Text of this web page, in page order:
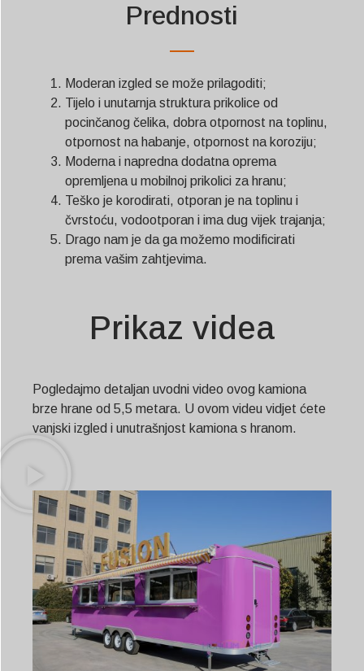
Prednosti
Moderan izgled se može prilagoditi;
Tijelo i unutarnja struktura prikolice od
pocinčanog čelika, dobra otpornost na toplinu,
otpornost na habanje, otpornost na koroziju;
Moderna i napredna dodatna oprema
opremljena u mobilnoj prikolici za hranu;
Teško je korodirati, otporan je na toplinu i
čvrstoću, vodootporan i ima dug vijek trajanja;
Drago nam je da ga možemo modificirati
prema vašim zahtjevima.
Prikaz videa
Pogledajmo detaljan uvodni video ovog kamiona
brze hrane od 5,5 metara. U ovom videu vidjet ćete
vanjski izgled i unutrašnjost kamiona s hranom.